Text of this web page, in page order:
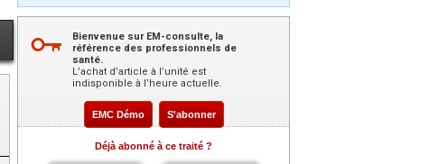
Bienvenue sur EM-consulte, la
référence des professionnels de
santé.
L’achat d’article à l’unité est
indisponible à l’heure actuelle.
EMC Démo S'abonner
Déjà abonné à ce traité ?